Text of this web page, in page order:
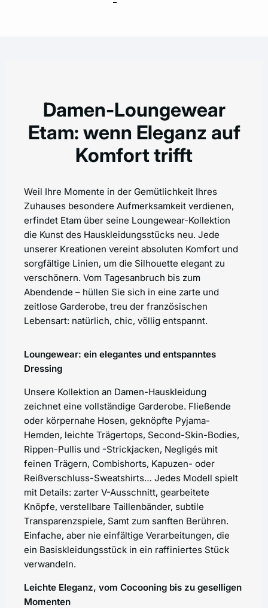
Damen-Loungewear
Etam: wenn Eleganz auf
Komfort trifft
Weil Ihre Momente in der Gemütlichkeit Ihres
Zuhauses besondere Aufmerksamkeit verdienen,
erfindet Etam über seine Loungewear-Kollektion
die Kunst des Hauskleidungsstücks neu. Jede
unserer Kreationen vereint absoluten Komfort und
sorgfältige Linien, um die Silhouette elegant zu
verschönern. Vom Tagesanbruch bis zum
Abendende – hüllen Sie sich in eine zarte und
zeitlose Garderobe, treu der französischen
Lebensart: natürlich, chic, völlig entspannt.
Loungewear: ein elegantes und entspanntes
Dressing
Unsere Kollektion an Damen-Hauskleidung
zeichnet eine vollständige Garderobe. Fließende
oder körpernahe Hosen, geknöpfte Pyjama-
Hemden, leichte Trägertops, Second-Skin-Bodies,
Rippen-Pullis und -Strickjacken, Negligés mit
feinen Trägern, Combishorts, Kapuzen- oder
Reißverschluss-Sweatshirts… Jedes Modell spielt
mit Details: zarter V-Ausschnitt, gearbeitete
Knöpfe, verstellbare Taillenbänder, subtile
Transparenzspiele, Samt zum sanften Berühren.
Einfache, aber nie einfältige Verarbeitungen, die
ein Basiskleidungsstück in ein raffiniertes Stück
verwandeln.
Leichte Eleganz, vom Cocooning bis zu geselligen
Momenten